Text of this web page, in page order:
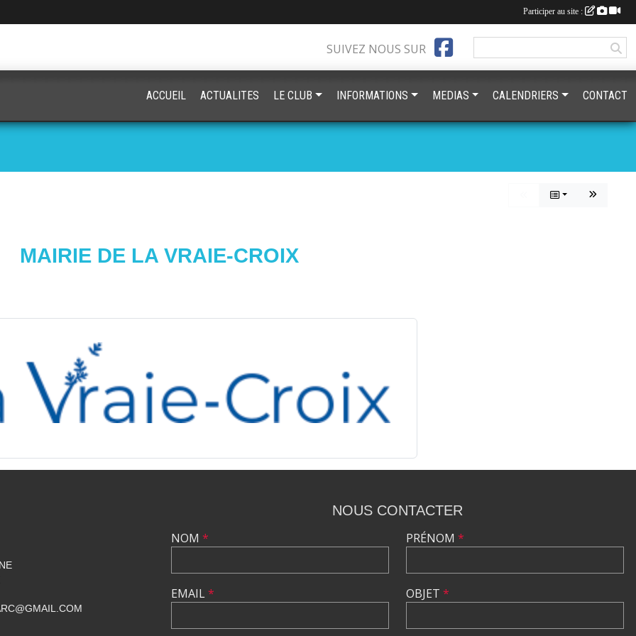
MAIRIE DE LA VRAIE-CROIX
SUIVEZ NOUS SUR
ACCUEIL ACTUALITES LE CLUB INFORMATIONS MEDIAS CALENDRIERS CONTACT
NOUS CONTACTER
NOM *
EMAIL*
PRÉNOM *
OBJET *
Participer au site :